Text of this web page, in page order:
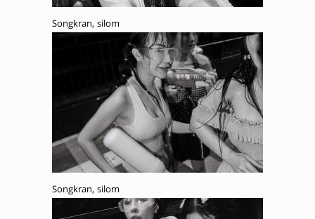
Songkran, silom
Songkran, silom